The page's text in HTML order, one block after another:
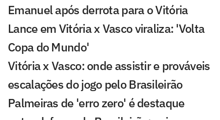
Emanuel após derrota para o Vitória
Lance em Vitória x Vasco viraliza: 'Volta
Copa do Mundo'
Vitória x Vasco: onde assistir e prováveis
escalações do jogo pelo Brasileirão
Palmeiras de 'erro zero' é destaque